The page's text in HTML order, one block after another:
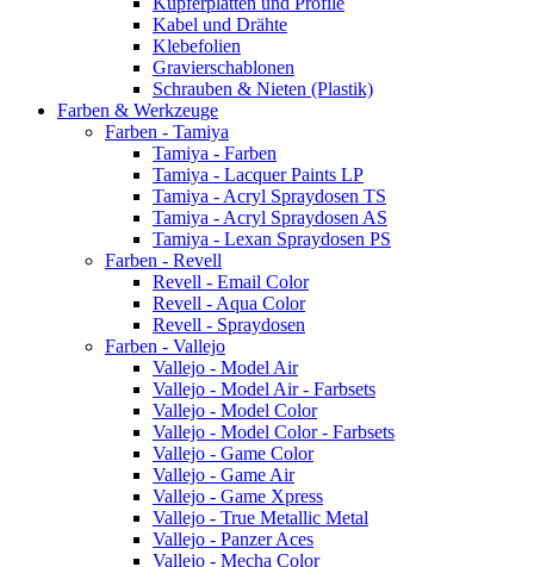
Kabel und Drähte
Klebefolien
Gravierschablonen
Schrauben & Nieten (Plastik)
Farben & Werkzeuge
Farben - Tamiya
Tamiya - Farben
Tamiya - Lacquer Paints LP
Tamiya - Acryl Spraydosen TS
Tamiya - Acryl Spraydosen AS
Tamiya - Lexan Spraydosen PS
Farben - Revell
Revell - Email Color
Revell - Aqua Color
Revell - Spraydosen
Farben - Vallejo
Vallejo - Model Air
Vallejo - Model Air - Farbsets
Vallejo - Model Color
Vallejo - Model Color - Farbsets
Vallejo - Game Color
Vallejo - Game Air
Vallejo - Game Xpress
Vallejo - True Metallic Metal
Vallejo - Panzer Aces
Vallejo - Mecha Color